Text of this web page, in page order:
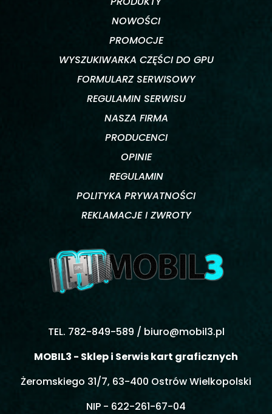
NOWOŚCI
PROMOCJE
WYSZUKIWARKA CZĘŚCI DO GPU
FORMULARZ SERWISOWY
REGULAMIN SERWISU
NASZA FIRMA
PRODUCENCI
OPINIE
REGULAMIN
POLITYKA PRYWATNOŚCI
REKLAMACJE I ZWROTY
TEL. 782-849-589 / biuro@mobil3.pl
MOBIL3 - Sklep i Serwis kart graficznych
Żeromskiego 31/7, 63-400 Ostrów Wielkopolski
NIP - 622-261-67-04